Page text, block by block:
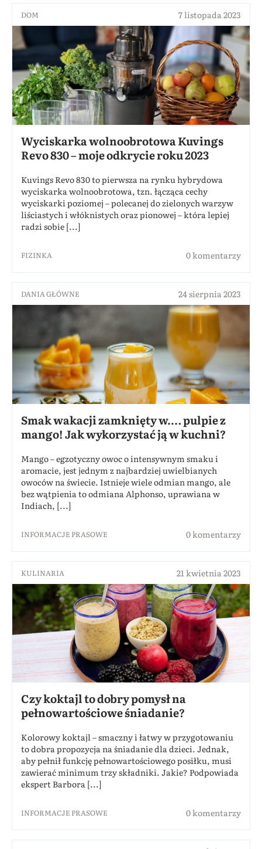
DOM 7 listopada 2023
Wyciskarka wolnoobrotowa Kuvings
Revo 830 – moje odkrycie roku 2023
Kuvings Revo 830 to pierwsza na rynku hybrydowa
wyciskarka wolnoobrotowa, tzn. łącząca cechy
wyciskarki poziomej – polecanej do zielonych warzyw
liściastych i włóknistych oraz pionowej – która lepiej
radzi sobie [...]
FIZINKA 0 komentarzy
DANIA GŁÓWNE 24 sierpnia 2023
Smak wakacji zamknięty w.… pulpie z
mango! Jak wykorzystać ją w kuchni?
Mango – egzotyczny owoc o intensywnym smaku i
aromacie, jest jednym z najbardziej uwielbianych
owoców na świecie. Istnieje wiele odmian mango, ale
bez wątpienia to odmiana Alphonso, uprawiana w
Indiach, [...]
INFORMACJE PRASOWE 0 komentarzy
KULINARIA 21 kwietnia 2023
Czy koktajl to dobry pomysł na
pełnowartościowe śniadanie?
Kolorowy koktajl – smaczny i łatwy w przygotowaniu
to dobra propozycja na śniadanie dla dzieci. Jednak,
aby pełnił funkcję pełnowartościowego posiłku, musi
zawierać minimum trzy składniki. Jakie? Podpowiada
ekspert Barbora [...]
INFORMACJE PRASOWE 0 komentarzy